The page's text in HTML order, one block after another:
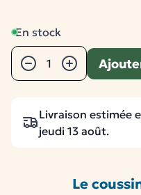
En stock
Quantité
−
+
Livraison estimée
jeudi 13 août.
Le